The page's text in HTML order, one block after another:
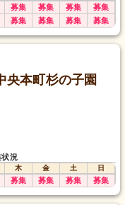
募集 募集 募集 募集
募集 募集 募集 募集
央本町杉の子園
状況
木 金 土
日
募集 募集 募集 募集